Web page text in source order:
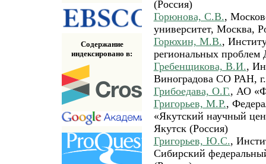
Содержание
индексировано в:
(Россия)
Горюнова, С.В.,
университет, Москва,
Горюхин, М.В.,
региональных
Гребенщикова, В.И.,
Виноградова СО РАН,
Грибоедава, О.Г., АО
Григорьев, М.Р.,
«Якутский научный
Якутск (Россия)
Григорьев, Ю.С.,
Сибирский